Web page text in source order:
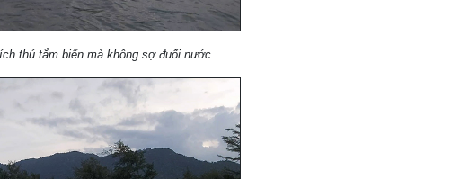
thú tắm biển mà không sợ đuối nước